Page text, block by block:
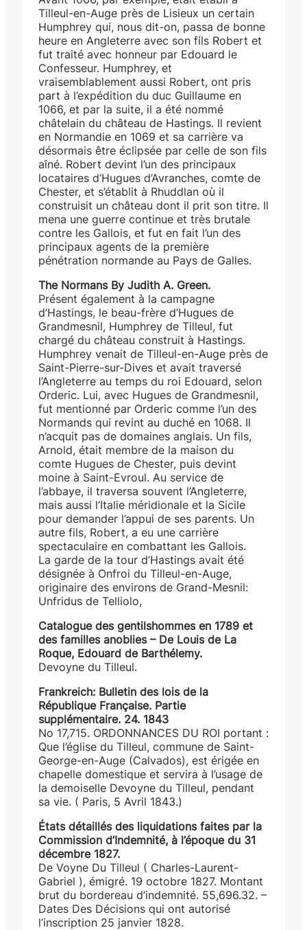
Tilleul-en-Auge près de Lisieux un certain
Humphrey qui, nous dit-on, passa de bonne
heure en Angleterre avec son fils Robert et
fut traité avec honneur par Edouard le
Confesseur. Humphrey, et
vraisemblablement aussi Robert, ont pris
part à l’expédition du duc Guillaume en
1066, et par la suite, il a été nommé
châtelain du château de Hastings. Il revient
en Normandie en 1069 et sa carrière va
désormais être éclipsée par celle de son fils
aîné. Robert devint l’un des principaux
locataires d’Hugues d’Avranches, comte de
Chester, et s’établit à Rhuddlan où il
construisit un château dont il prit son titre. Il
mena une guerre continue et très brutale
contre les Gallois, et fut en fait l’un des
principaux agents de la première
pénétration normande au Pays de Galles.
The Normans By Judith A. Green.
Présent également à la campagne
d’Hastings, le beau-frère d’Hugues de
Grandmesnil, Humphrey de Tilleul, fut
chargé du château construit à Hastings.
Humphrey venait de Tilleul-en-Auge près de
Saint-Pierre-sur-Dives et avait traversé
l’Angleterre au temps du roi Edouard, selon
Orderic. Lui, avec Hugues de Grandmesnil,
fut mentionné par Orderic comme l’un des
Normands qui revint au duché en 1068. Il
n’acquit pas de domaines anglais. Un fils,
Arnold, était membre de la maison du
comte Hugues de Chester, puis devint
moine à Saint-Evroul. Au service de
l’abbaye, il traversa souvent l’Angleterre,
mais aussi l’Italie méridionale et la Sicile
pour demander l’appui de ses parents. Un
autre fils, Robert, a eu une carrière
spectaculaire en combattant les Gallois.
La garde de la tour d’Hastings avait été
désignée à Onfroi du Tilleul-en-Auge,
originaire des environs de Grand-Mesnil:
Unfridus de Telliolo,
Catalogue des gentilshommes en 1789 et
des familles anoblies – De Louis de La
Roque, Edouard de Barthélemy.
Devoyne du Tilleul.
Frankreich: Bulletin des lois de la
République Française. Partie
supplémentaire. 24. 1843
No 17,715. ORDONNANCES DU ROI portant :
Que l’église du Tilleul, commune de Saint-
George-en-Auge (Calvados), est érigée en
chapelle domestique et servira à l’usage de
la demoiselle Devoyne du Tilleul, pendant
sa vie. ( Paris, 5 Avril 1843.)
États détaillés des liquidations faites par la
Commission d’Indemnité, à l’époque du 31
décembre 1827.
De Voyne Du Tilleul ( Charles-Laurent-
Gabriel ), émigré. 19 octobre 1827. Montant
brut du bordereau d’indemnité. 55,696.32. –
Dates Des Décisions qui ont autorisé
l’inscription 25 janvier 1828.